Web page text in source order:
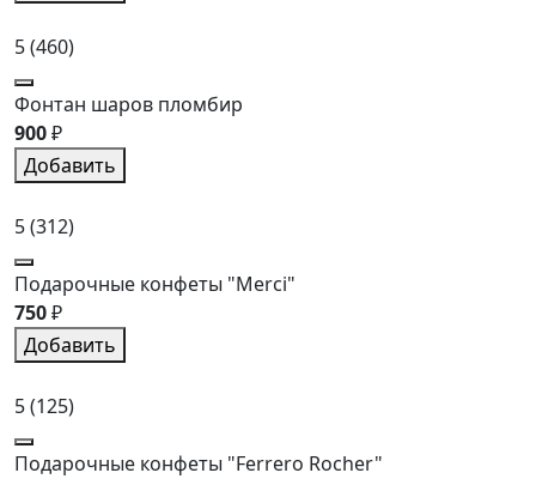
5(460)
Фонтан шаров пломбир
900₽
Добавить
5(312)
Подарочные конфеты "Merci"
750₽
Добавить
5(125)
Подарочные конфеты "Ferrero Rocher"